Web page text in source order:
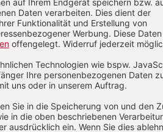
haben, ob sie es nun mit
oder einem Optimisten
FAZ v. 22.01.; H. B.
eine vielschichtige,
Auch erfährt der Leser,
auf den Irak legitimiert
der Personen niemanden
allerStaatsbürger